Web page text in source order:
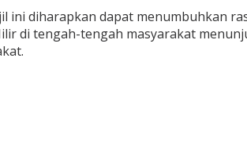
ini diharapkan dapat menumbuhkan
di tengah-tengah masyarakat